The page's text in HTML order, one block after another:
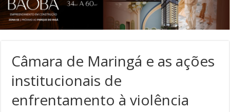
Câmara de Maringá e as ações
institucionais de
enfrentamento à violência